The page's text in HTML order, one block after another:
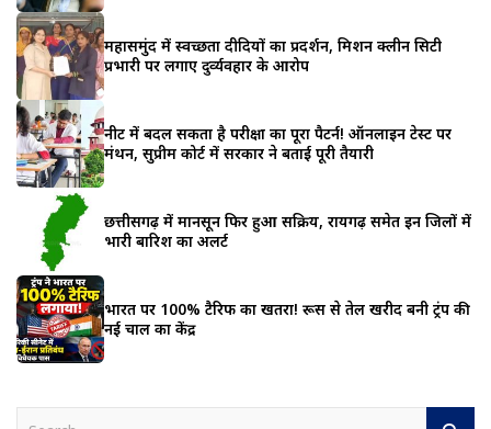
महासमुंद में स्वच्छता दीदियों का प्रदर्शन, मिशन क्लीन सिटी
प्रभारी पर लगाए दुर्व्यवहार के आरोप
नीट में बदल सकता है परीक्षा का पूरा पैटर्न! ऑनलाइन टेस्ट पर
मंथन, सुप्रीम कोर्ट में सरकार ने बताई पूरी तैयारी
छत्तीसगढ़ में मानसून फिर हुआ सक्रिय, रायगढ़ समेत इन जिलों में
भारी बारिश का अलर्ट
भारत पर 100% टैरिफ का खतरा! रूस से तेल खरीद बनी ट्रंप की
नई चाल का केंद्र